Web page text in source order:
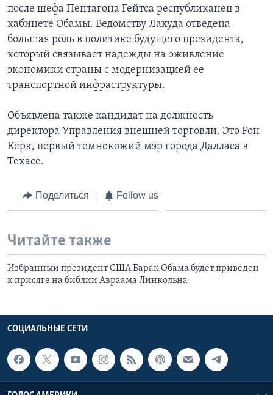
после шефа Пентагона Гейтса республиканец в
кабинете Обамы. Ведомству Лахуда отведена
большая роль в политике будущего президента,
который связывает надежды на оживление
экономики страны с модернизацией ее
транспортной инфраструктуры.
Объявлена также кандидат на должность
директора Управления внешней торговли. Это Рон
Керк, первый темнокожий мэр города Далласа в
Техасе.
Поделиться Follow us
Читайте также
Избранный президент США Барак Обама будет приведен
к присяге на библии Авраама Линкольна
СОЦИАЛЬНЫЕ СЕТИ